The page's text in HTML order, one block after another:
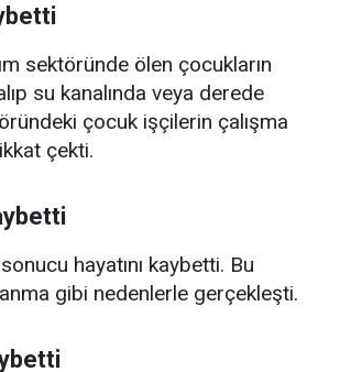
sektöründe ölen çocukların
su kanalında veya derede
çocuk işçilerin çalışma
çekti.
hayatını kaybetti. Bu
gibi nedenlerle gerçekleşti.